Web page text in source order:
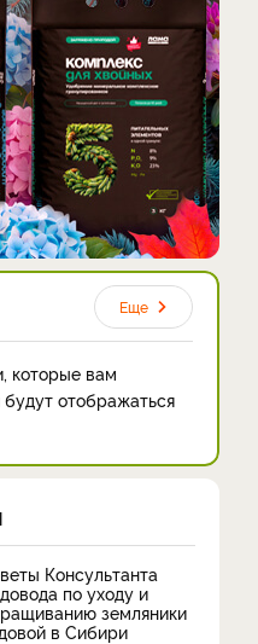
Еще
которые вам
отображаться
Консультанта
по уходу и
земляники
в Сибири